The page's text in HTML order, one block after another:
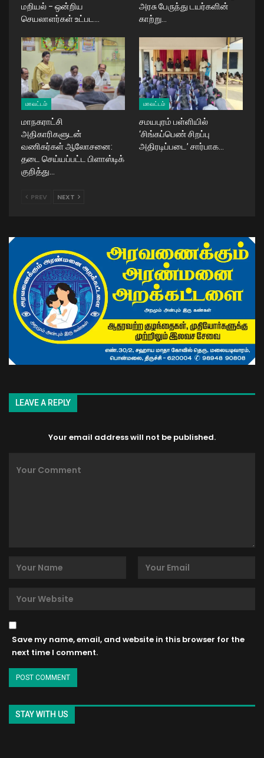
மறியல் – ஒன்றிய
செயலாளர்கள் உட்பட…
அரசு பேருந்து டயர்களின்
காற்று…
மாவட்டம்
மாநகராட்சி
அதிகாரிகளுடன்
வணிகர்கள் ஆலோசனை:
தடை செய்யப்பட்ட பிளாஸ்டிக்
குறித்து…
மாவட்டம்
சமயபுரம் பள்ளியில்
‘சிங்கப்பெண் சிறப்பு
அதிரடிப்படை’ சார்பாக…
PREV NEXT
LEAVE A REPLY
Your email address will not be published.
Save my name, email, and website in this browser for the
next time I comment.
STAY WITH US